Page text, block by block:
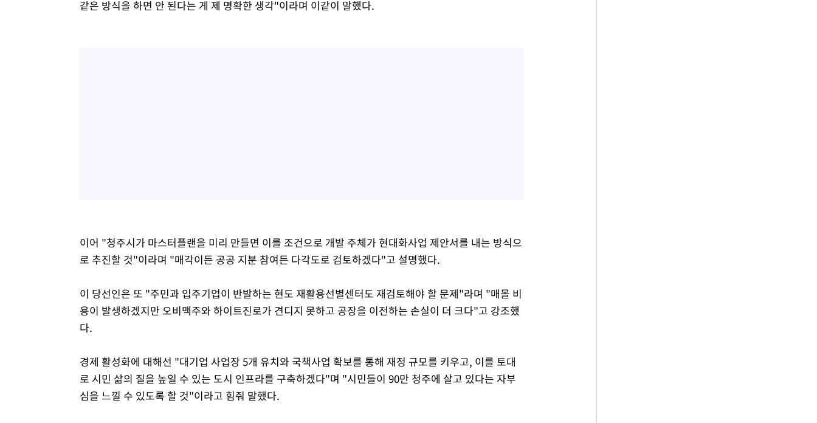
같은 방식을 하면 안 된다는 게 제 명확한 생각"이라며 이같이 말했다.
이어 "청주시가 마스터플랜을 미리 만들면 이를 조건으로 개발 주체가 현대화사업 제안서를 내는 방식으
로 추진할 것"이라며 "매각이든 공공 지분 참여든 다각도로 검토하겠다"고 설명했다.
이 당선인은 또 "주민과 입주기업이 반발하는 현도 재활용선별센터도 재검토해야 할 문제"라며 "매몰 비
용이 발생하겠지만 오비맥주와 하이트진로가 견디지 못하고 공장을 이전하는 손실이 더 크다"고 강조했
다.
경제 활성화에 대해선 "대기업 사업장 5개 유치와 국책사업 확보를 통해 재정 규모를 키우고, 이를 토대
로 시민 삶의 질을 높일 수 있는 도시 인프라를 구축하겠다"며 "시민들이 90만 청주에 살고 있다는 자부
심을 느낄 수 있도록 할 것"이라고 힘줘 말했다.